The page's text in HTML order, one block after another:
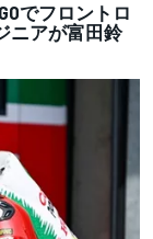
でフロントロ
ニアが富田鈴